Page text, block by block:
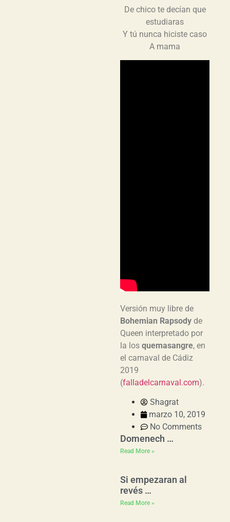
De chico te decían que
estudiaras
Y tú nunca hiciste caso
A mama
Versión muy libre de
Bohemian Rapsody de
Queen interpretado por
la los quemasangre, en
el carnaval de Cádiz
2019
(falladelcarnaval.com).
Shagrat
marzo 10, 2019
No Comments
Domenech …
Read More »
Si empezaran al
revés …
Read More »